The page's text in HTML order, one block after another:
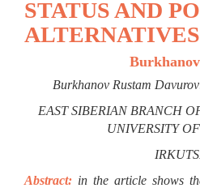
STATUS AND
ALTERNATIVES
Burkhanov Rustam
EAST SIBERIAN BRANCH
UNIVERSITY
Abstract: in the article shows